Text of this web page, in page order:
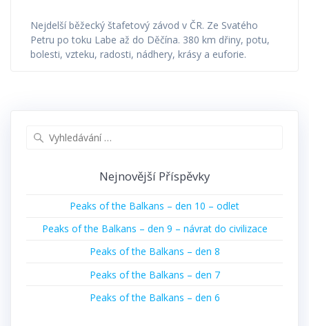
Nejdelší běžecký štafetový závod v ČR. Ze Svatého
Petru po toku Labe až do Děčína. 380 km dřiny, potu,
bolesti, vzteku, radosti, nádhery, krásy a euforie.
Nejnovější Příspěvky
Peaks of the Balkans – den 10 – odlet
Peaks of the Balkans – den 9 – návrat do civilizace
Peaks of the Balkans – den 8
Peaks of the Balkans – den 7
Peaks of the Balkans – den 6